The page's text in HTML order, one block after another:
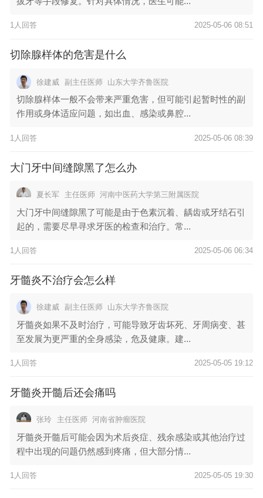
1人回答 2025-05-06 08:51
切除腺样体的危害是什么
徐建威 副主任医师 山东大学齐鲁医院
切除腺样体一般不会带来严重危害，但可能引起暂时性的副
作用或身体适应问题，如出血、感染或鼻腔...
1人回答 2025-05-06 08:39
大门牙中间缝隙黑了怎么办
夏长军 主任医师 河南中医药大学第三附属医院
大门牙中间缝隙黑了可能是由于色素沉着、龋齿或牙结石引
起的，需要尽早寻求牙医的检查和治疗。常...
1人回答 2025-05-06 06:34
牙髓炎不治疗会怎么样
徐建威 副主任医师 山东大学齐鲁医院
牙髓炎如果不及时治疗，可能导致牙齿坏死、牙周病变、甚
至发展为更严重的全身感染，危及健康。建...
1人回答 2025-05-05 19:12
牙髓炎开髓后还会痛吗
张玲 主任医师 河南省肿瘤医院
牙髓炎开髓后可能会因为术后炎症、残余感染或其他治疗过
程中出现的问题仍然感到疼痛，但大部分情...
1人回答 2025-05-05 19:30